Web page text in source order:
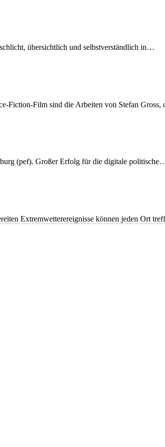
übersichtlich und selbstverständlich in…
Fiction-Film sind die Arbeiten von Stefan
(pef). Großer Erfolg für die digitale
Extremwetterereignisse können jeden Ort